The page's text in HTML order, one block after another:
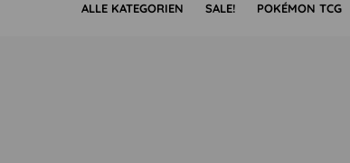
ALLE KATEGORIEN SALE! POKÉMON TCG